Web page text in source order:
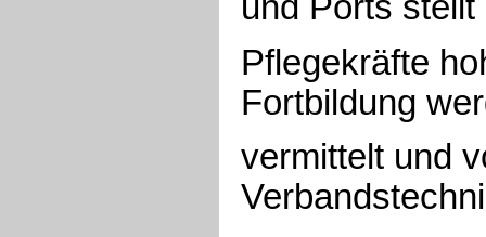
und Ports
Pflegekräfte
Fortbildung
vermittelt und